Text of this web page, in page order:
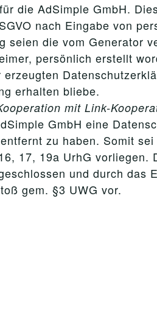
die AdSimple GmbH.
nach Eingabe von
seien die vom Generator
persönlich erstellt
erhalten bliebe.
mit Link-
GmbH eine
zu haben. Somit
17, 19a UrhG vorliegen.
und durch das
gem. §3 UWG vor.